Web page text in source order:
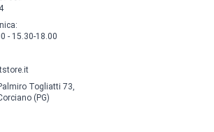
- 15.30-18.00
Togliatti 73,
(PG)